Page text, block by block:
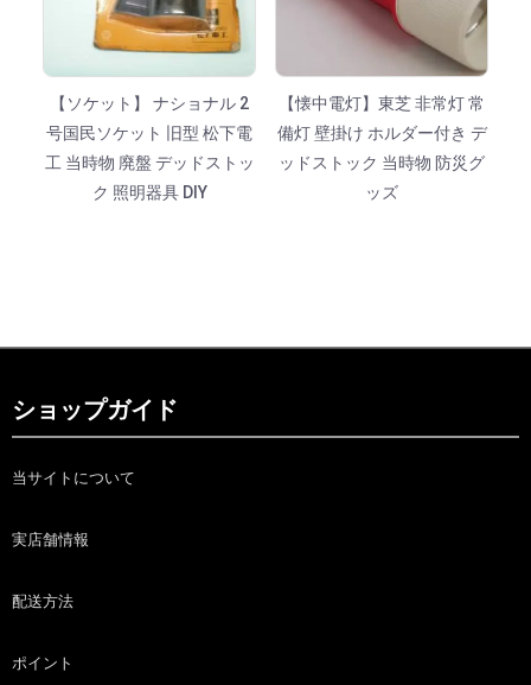
【ソケット】 ナショナル 2
号国民ソケット 旧型 松下電
工 当時物 廃盤 デッドストッ
ク 照明器具 DIY
【懐中電灯】東芝 非常灯 常
備灯 壁掛け ホルダー付き デ
ッドストック 当時物 防災グ
ッズ
ショップガイド
当サイトについて
実店舗情報
配送方法
ポイント